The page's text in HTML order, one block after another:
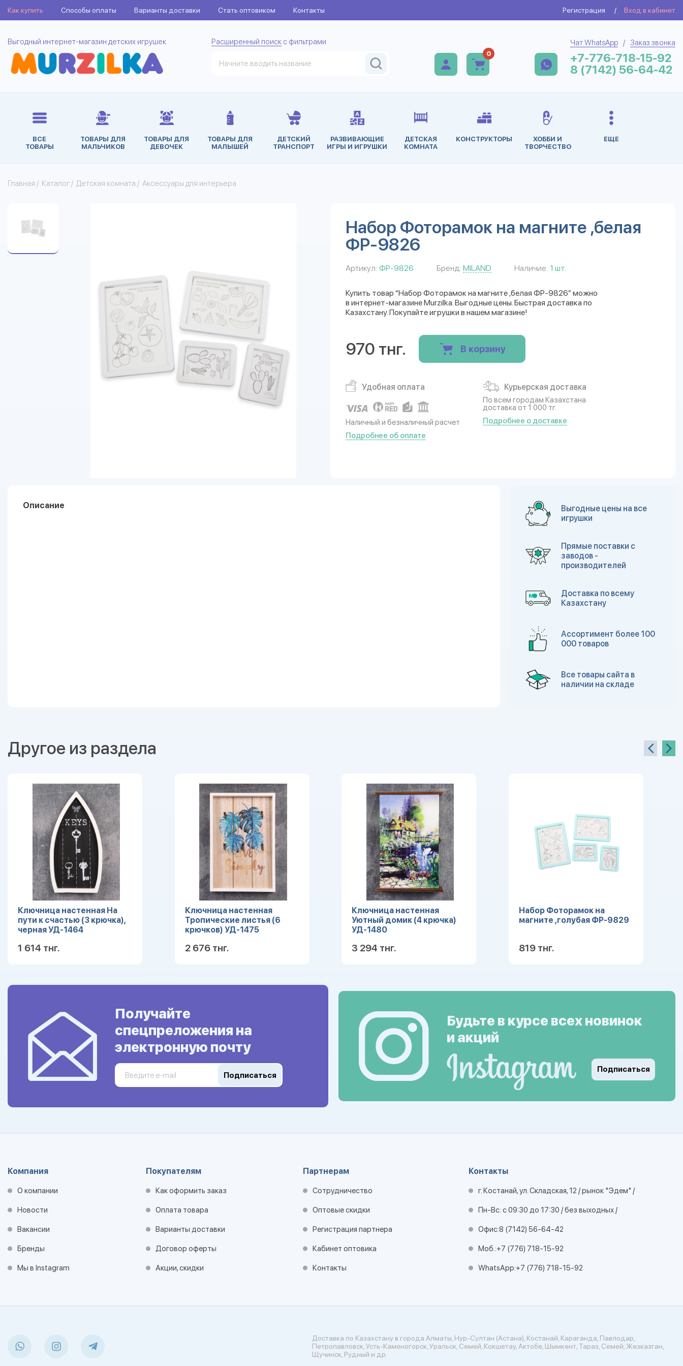
Как купить Способы оплаты Варианты доставки Стать оптовиком Контакты Регистрация / Вход в кабинет
Выгодный интернет-магазин детских игрушек Расширенный поиск с фильтрами
0
Чат WhatsApp / Заказ звонка
+7-776-718-15-92
8 (7142) 56-64-42
ВСЕ
ТОВАРЫ
ТОВАРЫ ДЛЯ
МАЛЬЧИКОВ
ТОВАРЫ ДЛЯ
ДЕВОЧЕК
ТОВАРЫ ДЛЯ
МАЛЫШЕЙ
ДЕТСКИЙ
ТРАНСПОРТ
РАЗВИВАЮЩИЕ
ИГРЫ И ИГРУШКИ
ДЕТСКАЯ
КОМНАТА
КОНСТРУКТОРЫ
ХОББИ И
ТВОРЧЕСТВО
ЕЩЕ
Главная / Каталог / Детская комната / Аксессуары для интерьера
Набор Фоторамок на магните ,белая
ФР-9826
Артикул: ФР-9826 Бренд: MILAND Наличие: 1 шт.
Купить товар “Набор Фоторамок на магните ,белая ФР-9826” можно
в интернет-магазине Murzilka. Выгодные цены. Быстрая доставка по
Казахстану. Покупайте игрушки в нашем магазине!
970 тнг. В корзину
Удобная оплата
Наличный и безналичный расчет
Подробнее об оплате
Курьерская доставка
По всем городам Казахстана
доставка от 1 000 тг.
Подробнее о доставке
Описание
Выгодные цены на все
игрушки
Прямые поставки с
заводов -
производителей
Доставка по всему
Казахстану
Ассортимент более 100
000 товаров
Все товары сайта в
наличии на складе
Другое из раздела
Ключница настенная На
пути к счастью (3 крючка),
черная УД-1464
1 614 тнг.
Ключница настенная
Тропические листья (6
крючков) УД-1475
2 676 тнг.
Ключница настенная
Уютный домик (4 крючка)
УД-1480
3 294 тнг.
Набор Фоторамок на
магните ,голубая ФР-9829
819 тнг.
Получайте
спецпреложения на
электронную почту
Подписаться
Будьте в курсе всех новинок
и акций
Подписаться
Компания
О компании
Новости
Вакансии
Бренды
Мы в Instagram
Покупателям
Как оформить заказ
Оплата товара
Варианты доставки
Договор оферты
Акции, скидки
Партнерам
Сотрудничество
Оптовые скидки
Регистрация партнера
Кабинет оптовика
Контакты
Контакты
г. Костанай, ул. Складская, 12 / рынок "Эдем" /
Пн-Вс: с 09:30 до 17:30 / без выходных /
Офис:8 (7142) 56-64-42
Моб.:+7 (776) 718-15-92
WhatsApp:+7 (776) 718-15-92
Доставка по Казахстану в города Алматы, Нур-Султан (Астана), Костанай, Караганда, Павлодар,
Петропавловск, Усть-Каменогорск, Уральск, Семей, Кокшетау, Актобе, Шымкент, Тараз, Семей, Жезказган,
Щучинск, Рудный и др.